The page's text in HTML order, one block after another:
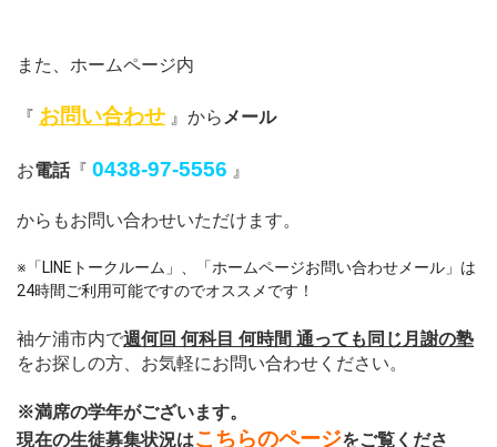
また、ホームページ内
『 お問い合わせ 』から メール
お電話『 0438-97-5556 』
からもお問い合わせいただけます。
※「LINEトークルーム」、「ホームページお問い合わせメール」は
24時間ご利用可能ですのでオススメです！
袖ケ浦市内で週何回 何科目 何時間 通っても同じ月謝の塾
をお探しの方、お気軽にお問い合わせください。
※満席の学年がございます。
現在の生徒募集状況はこちらのページをご覧くださ